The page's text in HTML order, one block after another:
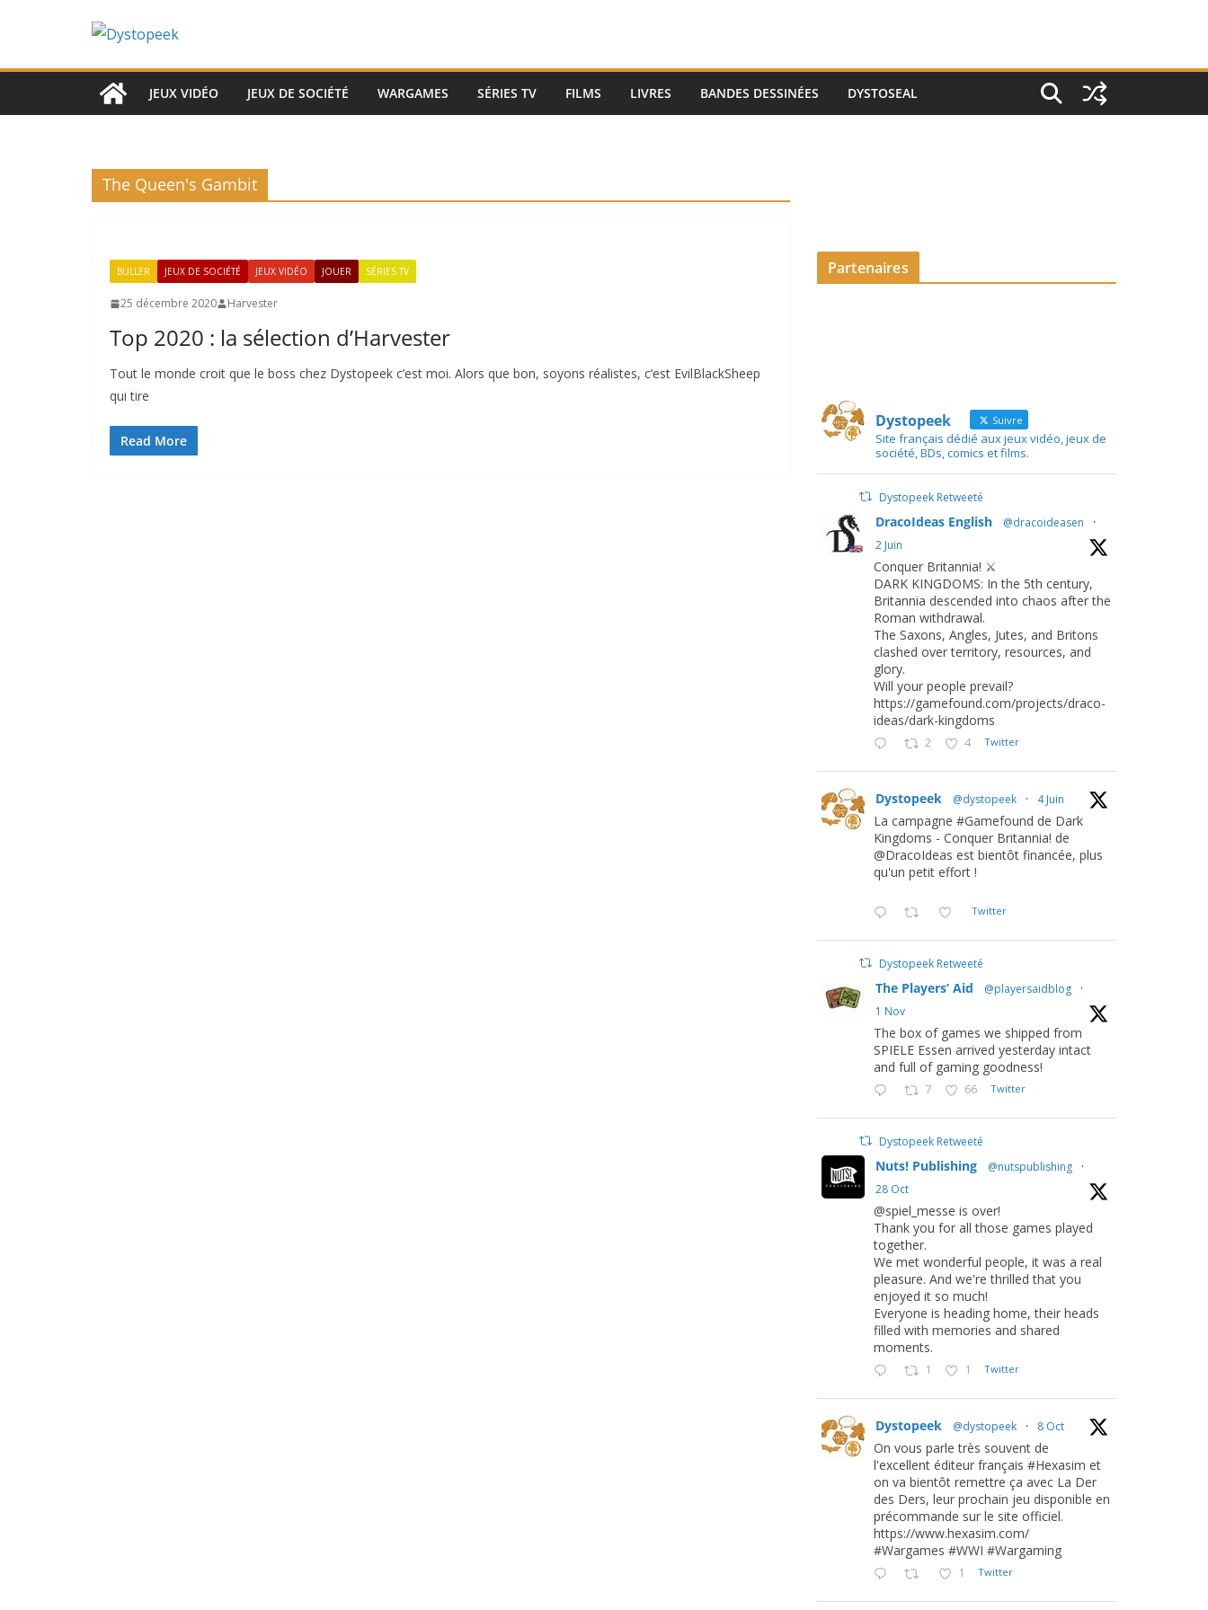
JEUX VIDÉO JEUX DE SOCIÉTÉ WARGAMES SÉRIES TV FILMS LIVRES BANDES DESSINÉES DYSTOSEAL
The Queen's Gambit
BULLER JEUX DE SOCIÉTÉ JEUX VIDÉO JOUER SÉRIES TV
25 décembre 2020 Harvester
Top 2020 : la sélection d’Harvester
Tout le monde croit que le boss chez Dystopeek c’est moi. Alors que bon, soyons réalistes, c’est EvilBlackSheep
qui tire
Read More
Partenaires
Dystopeek Suivre
Site français dédié aux jeux vidéo, jeux de
société, BDs, comics et films.
Dystopeek Retweeté
DracoIdeas English @dracoideasen
·
2 Juin
Conquer Britannia! ⚔️
DARK KINGDOMS: In the 5th century,
Britannia descended into chaos after the
Roman withdrawal.
The Saxons, Angles, Jutes, and Britons
clashed over territory, resources, and
glory.
Will your people prevail?
https://gamefound.com/projects/draco-
ideas/dark-kingdoms
2 4 Twitter
Dystopeek @dystopeek · 4 Juin
La campagne #Gamefound de Dark
Kingdoms - Conquer Britannia! de
@DracoIdeas est bientôt financée, plus
qu'un petit effort !
Twitter
Dystopeek Retweeté
The Players’ Aid @playersaidblog
·
1 Nov
The box of games we shipped from
SPIELE Essen arrived yesterday intact
and full of gaming goodness!
7 66 Twitter
Dystopeek Retweeté
Nuts! Publishing @nutspublishing
·
28 Oct
@spiel_messe is over!
Thank you for all those games played
together.
We met wonderful people, it was a real
pleasure. And we're thrilled that you
enjoyed it so much!
Everyone is heading home, their heads
filled with memories and shared
moments.
1 1 Twitter
Dystopeek @dystopeek · 8 Oct
On vous parle très souvent de
l'excellent éditeur français #Hexasim et
on va bientôt remettre ça avec La Der
des Ders, leur prochain jeu disponible en
précommande sur le site officiel.
https://www.hexasim.com/
#Wargames #WWI #Wargaming
1 Twitter